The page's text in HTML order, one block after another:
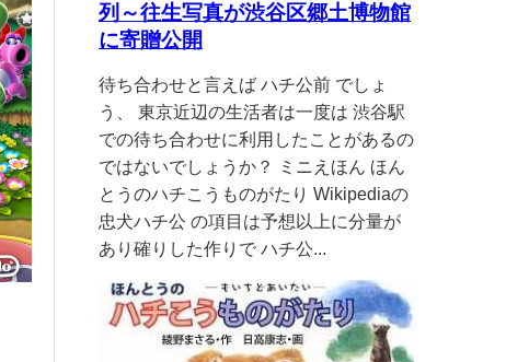
列～往生写真が渋谷区郷土博物館
に寄贈公開
待ち合わせと言えば ハチ公前 でしょ
う、 東京近辺の生活者は一度は 渋谷駅
での待ち合わせに利用したことがあるの
ではないでしょうか？ ミニえほん ほん
とうのハチこうものがたり Wikipediaの
忠犬ハチ公 の項目は予想以上に分量が
あり確りした作りで ハチ公...